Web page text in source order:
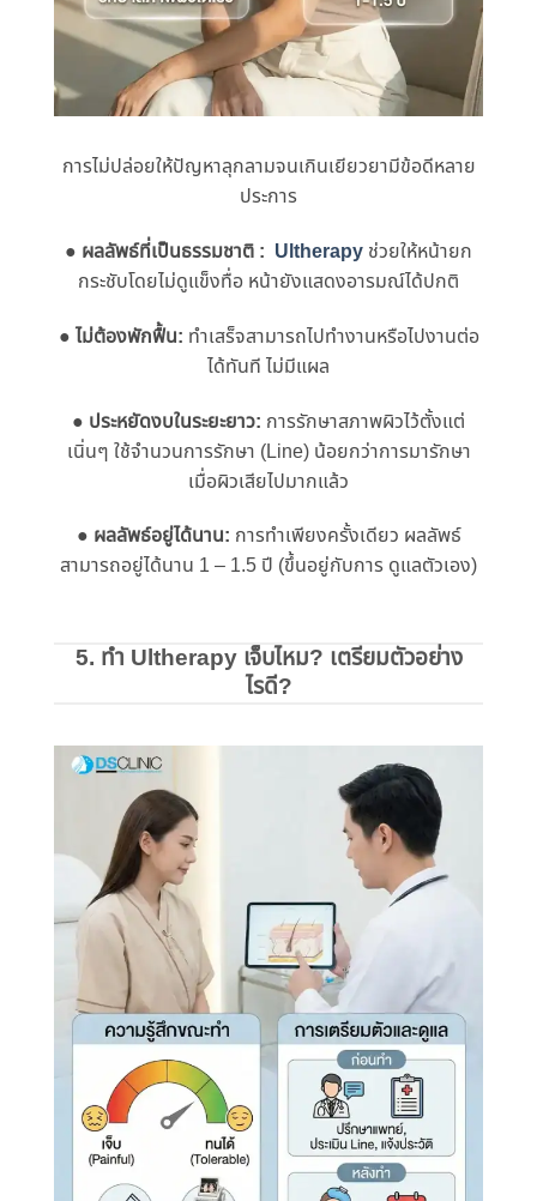
การไม่ปล่อยให้ปัญหาลุกลามจนเกินเยียวยามีข้อดีหลาย
ประการ
● ผลลัพธ์ที่เป็นธรรมชาติ : Ultherapy ช่วยให้หน้ายก
กระชับโดยไม่ดูแข็งทื่อ หน้ายังแสดงอารมณ์ได้ปกติ
● ไม่ต้องพักฟื้น: ทําเสร็จสามารถไปทํางานหรือไปงานต่อ
ได้ทันที ไม่มีแผล
● ประหยัดงบในระยะยาว: การรักษาสภาพผิวไว้ตั้งแต่
เนิ่นๆ ใช้จํานวนการรักษา (Line) น้อยกว่าการมารักษา
เมื่อผิวเสียไปมากแล้ว
● ผลลัพธ์อยู่ได้นาน: การทําเพียงครั้งเดียว ผลลัพธ์
สามารถอยู่ได้นาน 1 – 1.5 ปี (ขึ้นอยู่กับการ ดูแลตัวเอง)
5. ทํา Ultherapy เจ็บไหม? เตรียมตัวอย่าง
ไรดี?